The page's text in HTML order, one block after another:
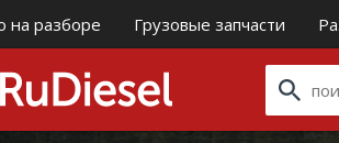
на разборе Грузовые запчасти